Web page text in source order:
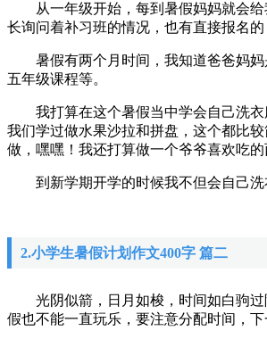
从一年级开始，每到暑假妈妈就会给
长询问着补习班的情况，也有直接报名
暑假有两个月时间，我知道爸爸妈妈
五年级课程等。
我打算在这个暑假当中学会自己洗衣
我们学过做水果沙拉和拼盘，这个都比
做，嘿嘿！我还打算做一个爷爷喜欢吃
到新学期开学的时候我不但会自己洗
2.小学生暑假计划作文400字 篇二
光阴似箭，日月如梭，时间如白驹过
假也不能一直玩乐，要注意分配时间，